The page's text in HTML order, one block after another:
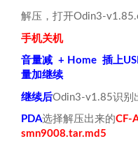
解压，打开Odin3-
手机关机
音量减 + Home 插上
量加继续
继续后Odin3-v1.85识别
PDA选择解压出来的CF-
smn9008.tar.md5